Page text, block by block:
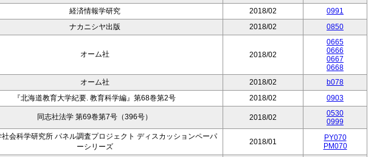
経済情報学研究 2018/02
0991
ナカニシヤ出版 2018/02 0850
オーム社 2018/02
0665
0666
0667
0668
オーム社 2018/02
b078
『北海道教育大学紀要. 教育科学編』第68巻第2号 2018/02 0903
同志社法学 第69巻第7号（396号） 2018/02
0530
0999
会科学研究所 パネル調査プロジェクト ディスカッションペーパ
ーシリーズ
2018/01
PY070
PM070